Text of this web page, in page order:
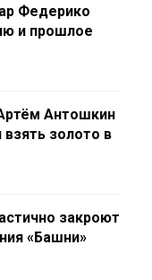
Федерико
и прошлое
Антошкин
золото в
закроют
«Башни»